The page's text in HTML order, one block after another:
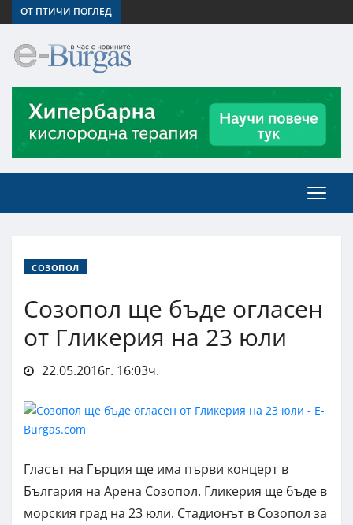
ОТ ПТИЧИ ПОГЛЕД
СОЗОПОЛ
Созопол ще бъде огласен
от Гликерия на 23 юли
22.05.2016г. 16:03ч.
Гласът на Гърция ще има първи концерт в
България на Арена Созопол. Гликерия ще бъде в
морския град на 23 юли. Стадионът в Созопол за